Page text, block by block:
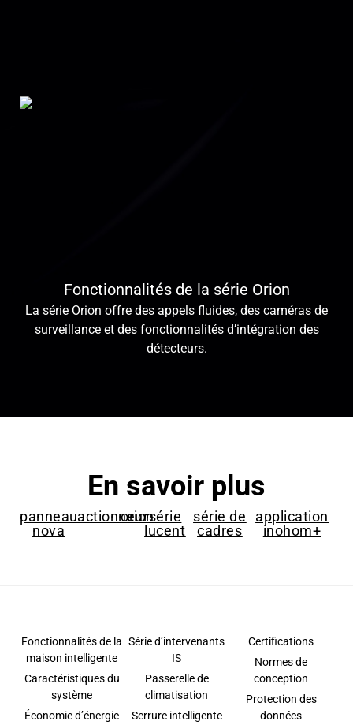
Fonctionnalités de la série Orion
La série Orion offre des appels fluides, des caméras de
surveillance et des fonctionnalités d’intégration des
détecteurs.
En savoir plus
panneau
nova
actionneur
orionsérie
lucent
série de
cadres
application
inohom+
Fonctionnalités de la
maison intelligente
Caractéristiques du
système
Économie d’énergie
Série d’intervenants
IS
Passerelle de
climatisation
Serrure intelligente
Certifications
Normes de
conception
Protection des
données